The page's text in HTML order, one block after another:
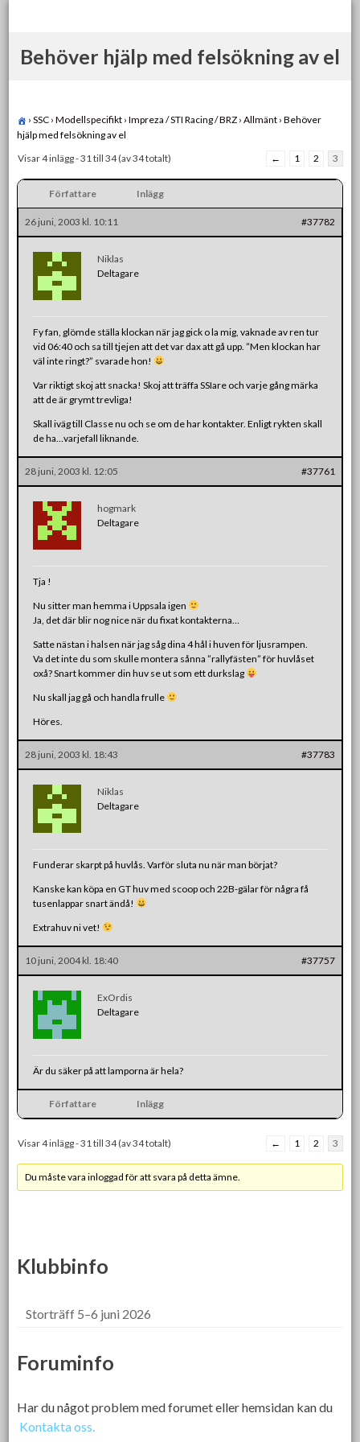
content
Behöver hjälp med felsökning av el
› SSC › Modellspecifikt › Impreza / STI Racing / BRZ › Allmänt › Behöver
hjälp med felsökning av el
Visar 4 inlägg - 31 till 34 (av 34 totalt)
← 1 2 3
Författare Inlägg
26 juni, 2003 kl. 10:11 #37782
Niklas
Deltagare
Fy fan, glömde ställa klockan när jag gick o la mig, vaknade av ren tur
vid 06:40 och sa till tjejen att det var dax att gå upp. ”Men klockan har
väl inte ringt?” svarade hon!
Var riktigt skoj att snacka! Skoj att träffa SSIare och varje gång märka
att de är grymt trevliga!
Skall iväg till Classe nu och se om de har kontakter. Enligt rykten skall
de ha…varjefall liknande.
28 juni, 2003 kl. 12:05 #37761
hogmark
Deltagare
Tja !
Nu sitter man hemma i Uppsala igen
Ja, det där blir nog nice när du fixat kontakterna…
Satte nästan i halsen när jag såg dina 4 hål i huven för ljusrampen.
Va det inte du som skulle montera sånna ”rallyfästen” för huvlåset
oxå? Snart kommer din huv se ut som ett durkslag
Nu skall jag gå och handla frulle
Höres.
28 juni, 2003 kl. 18:43 #37783
Niklas
Deltagare
Funderar skarpt på huvlås. Varför sluta nu när man börjat?
Kanske kan köpa en GT huv med scoop och 22B-gälar för några få
tusenlappar snart ändå!
Extrahuv ni vet!
10 juni, 2004 kl. 18:40 #37757
ExOrdis
Deltagare
Är du säker på att lamporna är hela?
Författare Inlägg
Visar 4 inlägg - 31 till 34 (av 34 totalt) ← 1 2 3
Du måste vara inloggad för att svara på detta ämne.
Klubbinfo
Storträff 5–6 juni 2026
Foruminfo
Har du något problem med forumet eller hemsidan kan du
Kontakta oss.